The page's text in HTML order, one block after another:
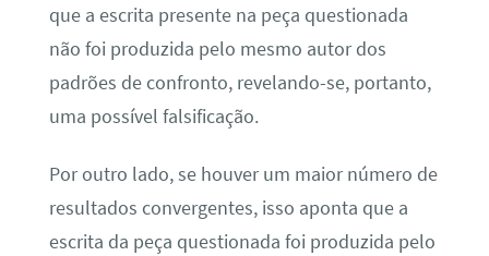
que a escrita presente na peça questionada
não foi produzida pelo mesmo autor dos
padrões de confronto, revelando-se, portanto,
uma possível falsificação.
Por outro lado, se houver um maior número de
resultados convergentes, isso aponta que a
escrita da peça questionada foi produzida pelo